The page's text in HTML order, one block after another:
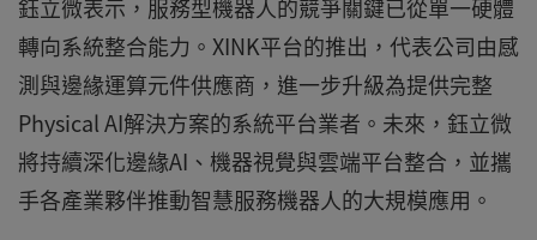
鈺立微表示，服務型機器人的競爭關鍵已從單一硬體
轉向系統整合能力。XINK平台的推出，代表公司由感
測與邊緣運算元件供應商，進一步升級為提供完整
Physical AI解決方案的系統平台業者。未來，鈺立微
將持續深化邊緣AI、機器視覺與雲端平台整合，並攜
手各產業夥伴推動智慧服務機器人的大規模應用。